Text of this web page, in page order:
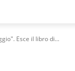
Esce il libro di...